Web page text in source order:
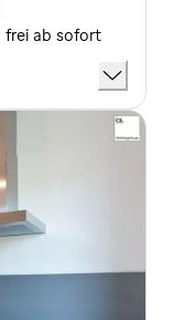
frei ab sofort